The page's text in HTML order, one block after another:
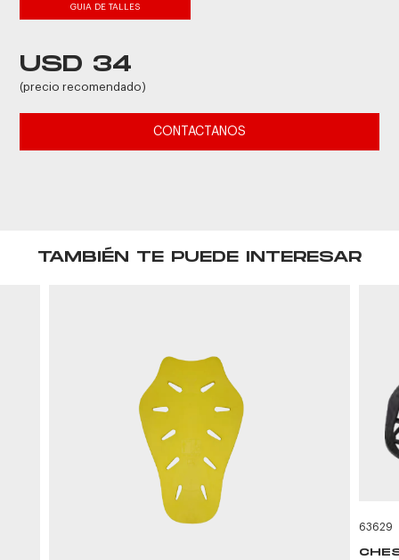
GUIA DE TALLES
USD 34
(precio recomendado)
CONTACTANOS
TAMBIÉN TE PUEDE INTERESAR
63629